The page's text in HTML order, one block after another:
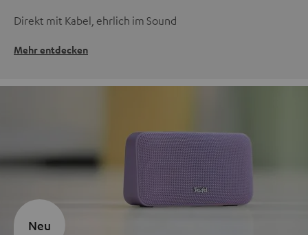
Direkt mit Kabel, ehrlich im Sound
Mehr entdecken
Neu